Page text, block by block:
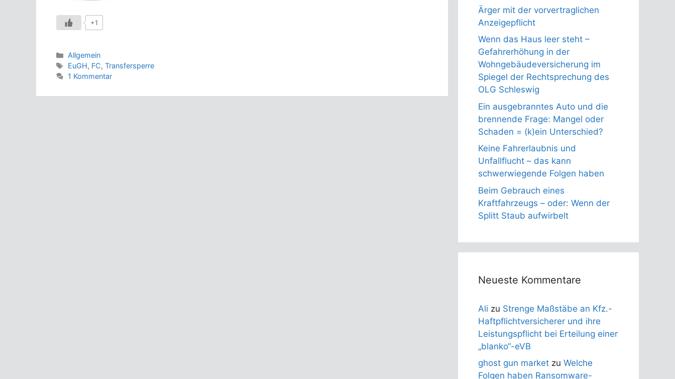
+1
Kategorien
Allgemein
Schlagwörter
EuGH, FC,Transfersperre
1 Kommentar
Ärger mit der vorvertraglichen
Anzeigepflicht
Wenn das Haus leer steht –
Gefahrerhöhung in der
Wohngebäudeversicherung im
Spiegel der Rechtsprechung des
OLG Schleswig
Ein ausgebranntes Auto und die
brennende Frage: Mangel oder
Schaden = (k)ein Unterschied?
Keine Fahrerlaubnis und
Unfallflucht – das kann
schwerwiegende Folgen haben
Beim Gebrauch eines
Kraftfahrzeugs – oder: Wenn der
Splitt Staub aufwirbelt
Neueste Kommentare
Ali zu Strenge Maßstäbe an Kfz.-
Haftpflichtversicherer und ihre
Leistungspflicht bei Erteilung einer
„blanko“-eVB
ghost gun market zu Welche
Folgen haben Ransomware-